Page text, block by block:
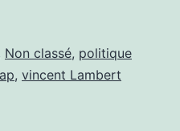
Non classé, politique
, vincent Lambert